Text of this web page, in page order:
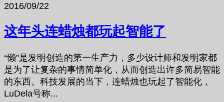
2016/09/22
这年头连蜡烛都玩起智能了
“懒”是发明创造的第一生产力，多少设计师和发明家都
是为了让复杂的事情简单化，从而创造出许多简易智能
的东西。科技发展的当下，连蜡烛也玩起了智能化，
LuDela号称...